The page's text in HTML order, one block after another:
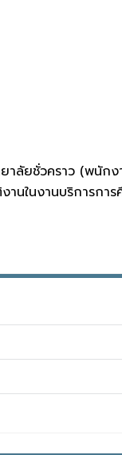
ลัยชั่วคราว (พนัก
านในงานบริการก